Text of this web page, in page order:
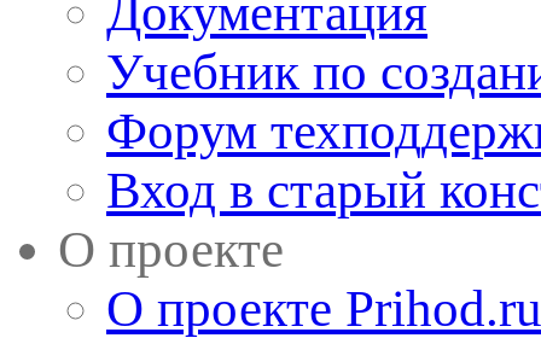
Документация
Учебник по
Форум
Вход в старый
О проекте
О проекте Prihod.ru